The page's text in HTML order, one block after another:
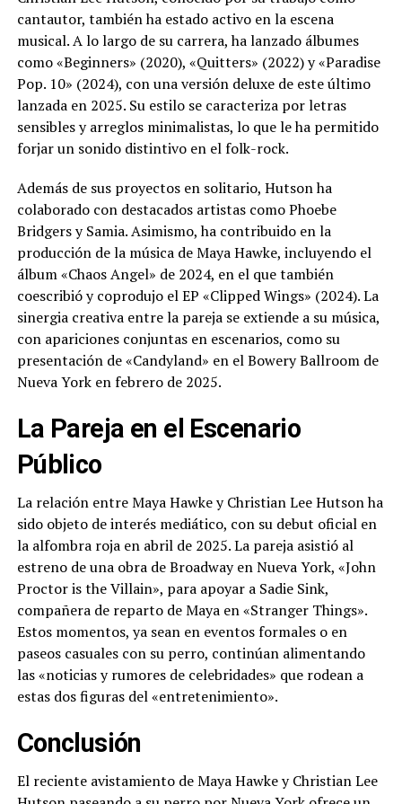
cantautor, también ha estado activo en la escena
musical. A lo largo de su carrera, ha lanzado álbumes
como «Beginners» (2020), «Quitters» (2022) y «Paradise
Pop. 10» (2024), con una versión deluxe de este último
lanzada en 2025. Su estilo se caracteriza por letras
sensibles y arreglos minimalistas, lo que le ha permitido
forjar un sonido distintivo en el folk-rock.
Además de sus proyectos en solitario, Hutson ha
colaborado con destacados artistas como Phoebe
Bridgers y Samia. Asimismo, ha contribuido en la
producción de la música de Maya Hawke, incluyendo el
álbum «Chaos Angel» de 2024, en el que también
coescribió y coprodujo el EP «Clipped Wings» (2024). La
sinergia creativa entre la pareja se extiende a su música,
con apariciones conjuntas en escenarios, como su
presentación de «Candyland» en el Bowery Ballroom de
Nueva York en febrero de 2025.
La Pareja en el Escenario
Público
La relación entre Maya Hawke y Christian Lee Hutson ha
sido objeto de interés mediático, con su debut oficial en
la alfombra roja en abril de 2025. La pareja asistió al
estreno de una obra de Broadway en Nueva York, «John
Proctor is the Villain», para apoyar a Sadie Sink,
compañera de reparto de Maya en «Stranger Things».
Estos momentos, ya sean en eventos formales o en
paseos casuales con su perro, continúan alimentando
las «noticias y rumores de celebridades» que rodean a
estas dos figuras del «entretenimiento».
Conclusión
El reciente avistamiento de Maya Hawke y Christian Lee